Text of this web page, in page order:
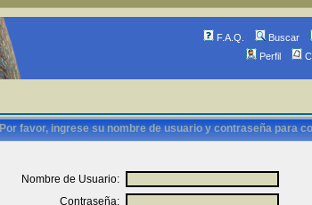
F.A.Q. Buscar
Perfil
Por favor, ingrese su nombre de usuario y contraseña para
Nombre de Usuario:
Contraseña: